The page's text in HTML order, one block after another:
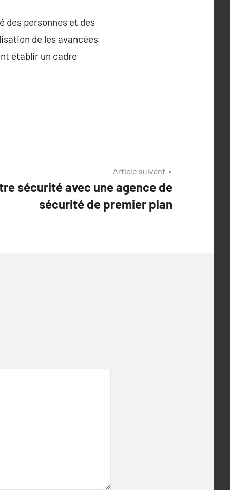
des personnes et des
de les avancées
établir un cadre
Article suivant
sécurité avec une agence de
sécurité de premier plan